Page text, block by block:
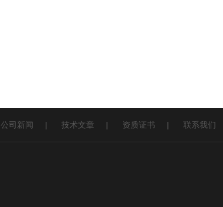
公司新闻 | 技术文章 | 资质证书 | 联系我们